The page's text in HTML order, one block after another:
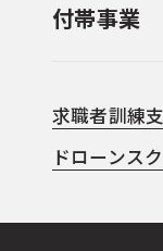
付帯事業
求職者訓練
ドローンス